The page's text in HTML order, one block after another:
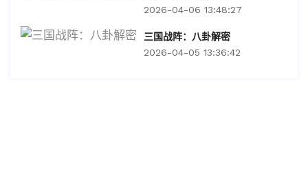
2026-04-06 13:48:27
三国战阵：八卦解密
2026-04-05 13:36:42